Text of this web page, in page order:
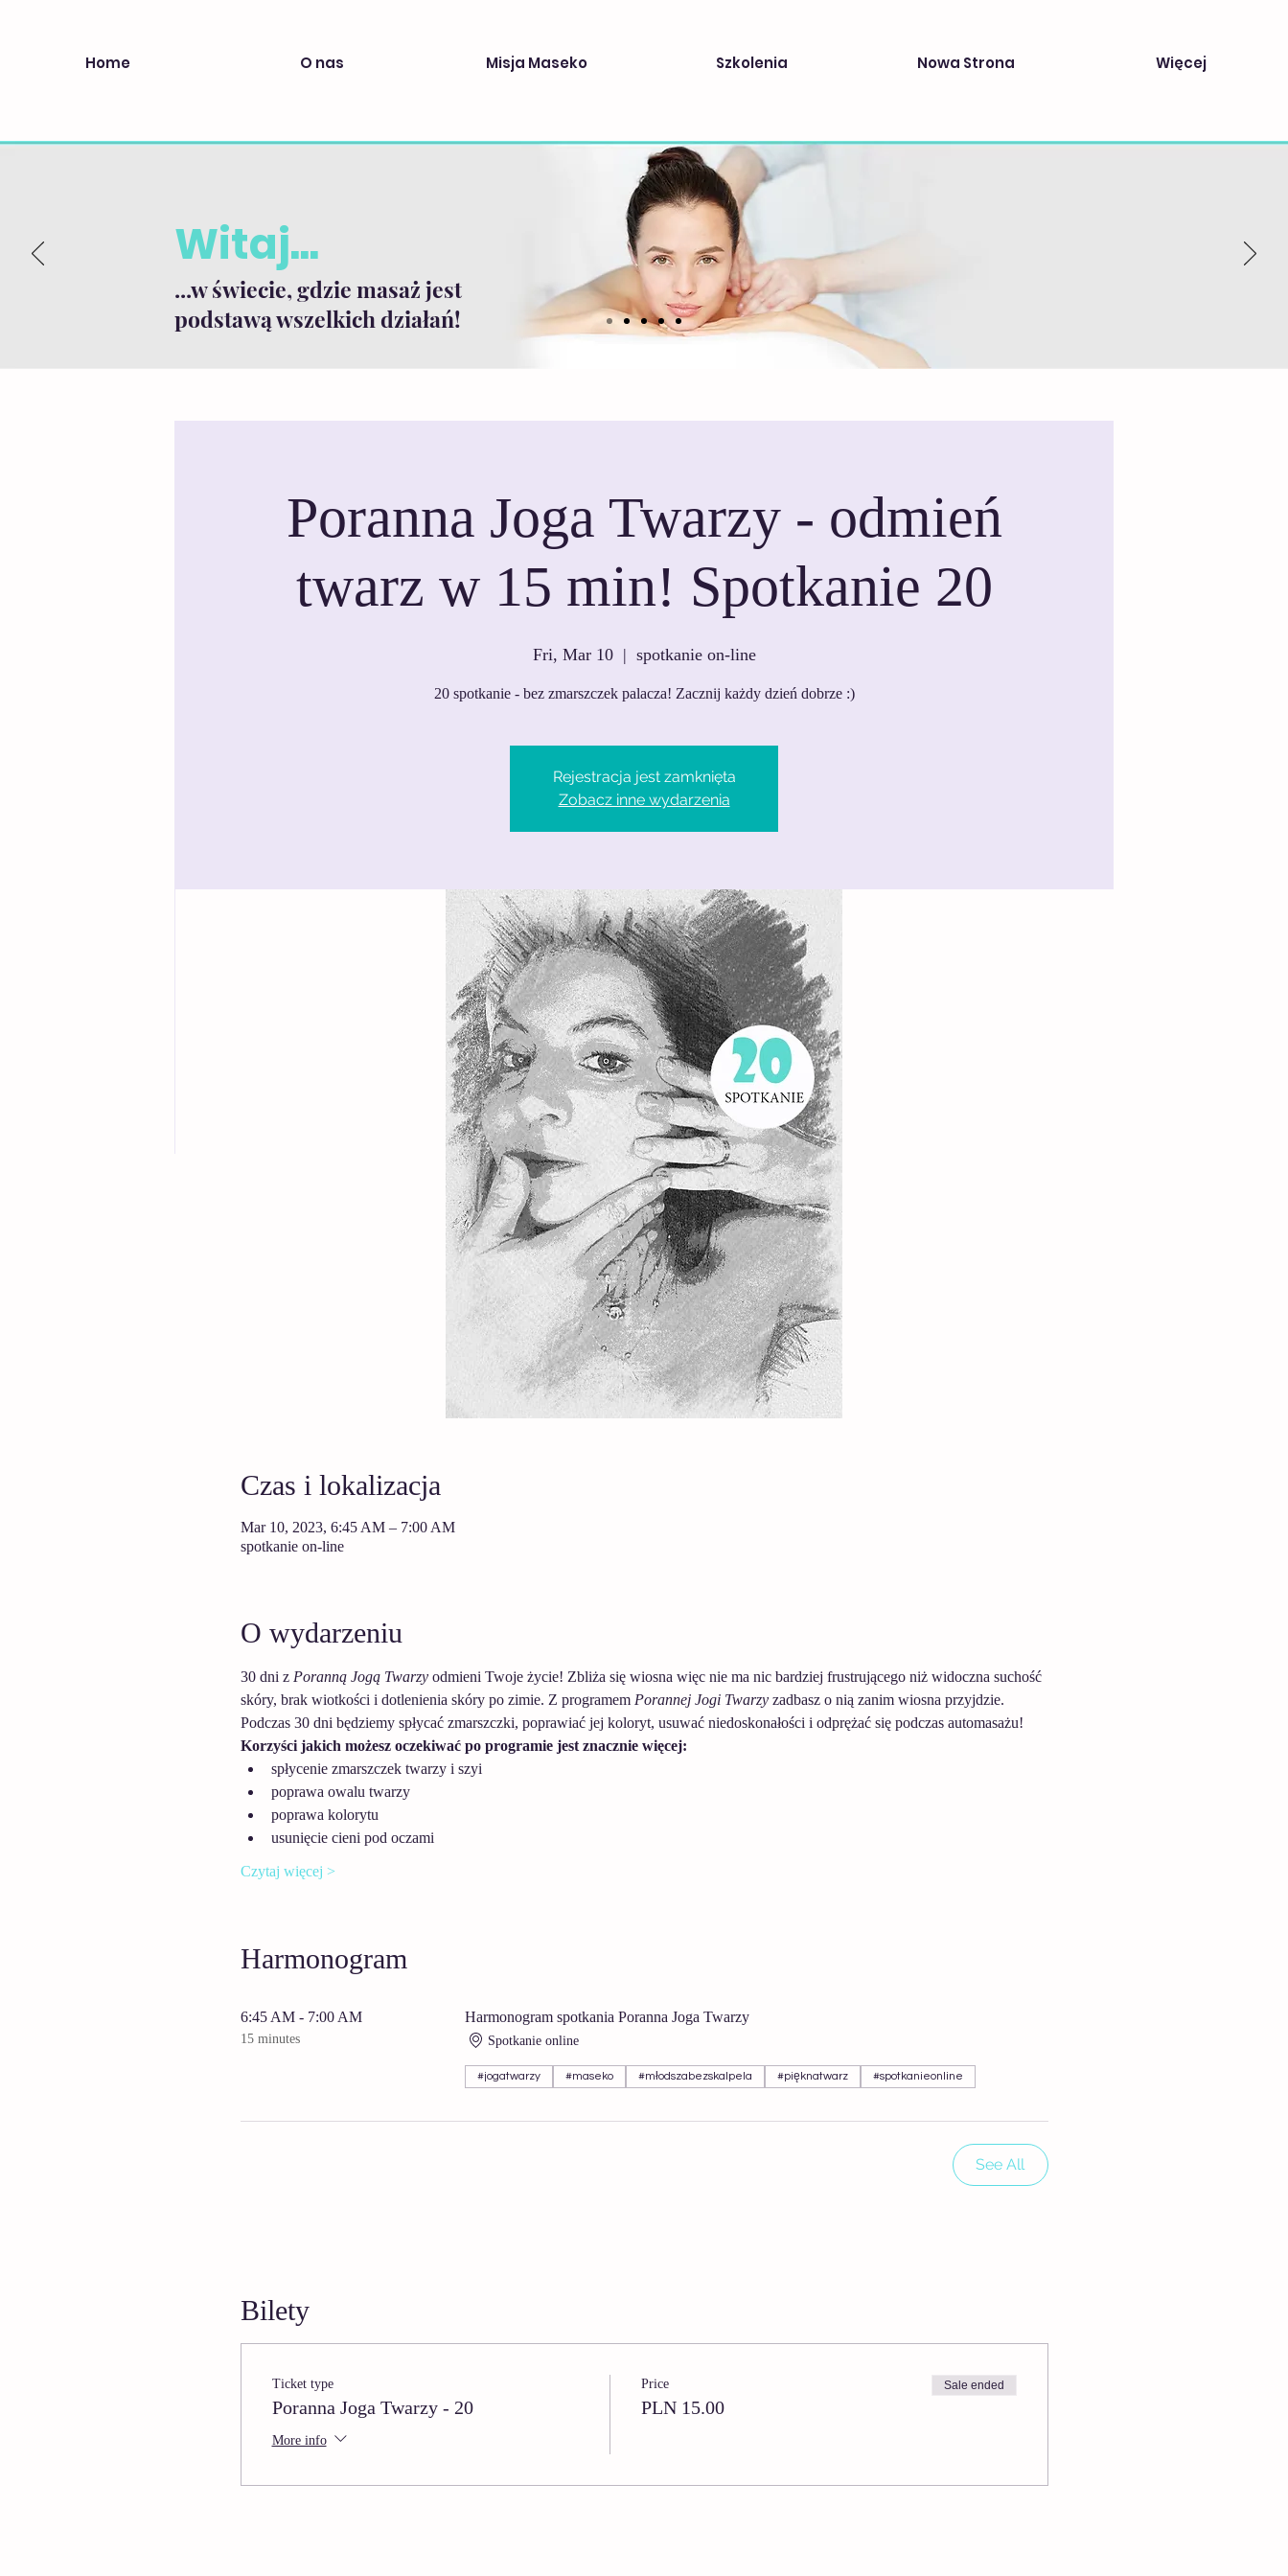
Home O nas Misja Maseko Szkolenia Nowa Strona Więcej
Witaj...
...w świecie, gdzie masaż jest
podstawą wszelkich działań!
Poranna Joga Twarzy - odmień
twarz w 15 min! Spotkanie 20
Fri, Mar 10
  |
spotkanie on-line
20 spotkanie - bez zmarszczek palacza! Zacznij każdy dzień dobrze :)
Rejestracja jest zamknięta
Zobacz inne wydarzenia
Czas i lokalizacja
Mar 10, 2023, 6:45 AM – 7:00 AM
spotkanie on-line
O wydarzeniu
30 dni z Poranną Jogą Twarzy odmieni Twoje życie! Zbliża się wiosna więc nie ma nic bardziej frustrującego niż widoczna suchość
skóry, brak wiotkości i dotlenienia skóry po zimie. Z programem Porannej Jogi Twarzy zadbasz o nią zanim wiosna przyjdzie.
Podczas 30 dni będziemy spłycać zmarszczki, poprawiać jej koloryt, usuwać niedoskonałości i odprężać się podczas automasażu!
Korzyści jakich możesz oczekiwać po programie jest znacznie więcej:
spłycenie zmarszczek twarzy i szyi
poprawa owalu twarzy
poprawa kolorytu
usunięcie cieni pod oczami
Czytaj więcej >
Harmonogram
6:45 AM - 7:00 AM
15 minutes
Harmonogram spotkania Poranna Joga Twarzy
Spotkanie online
#jogatwarzy #maseko #młodszabezskalpela #pięknatwarz #spotkanieonline
See All
Bilety
Ticket type
Poranna Joga Twarzy - 20
More info
Price
PLN 15.00
Sale ended